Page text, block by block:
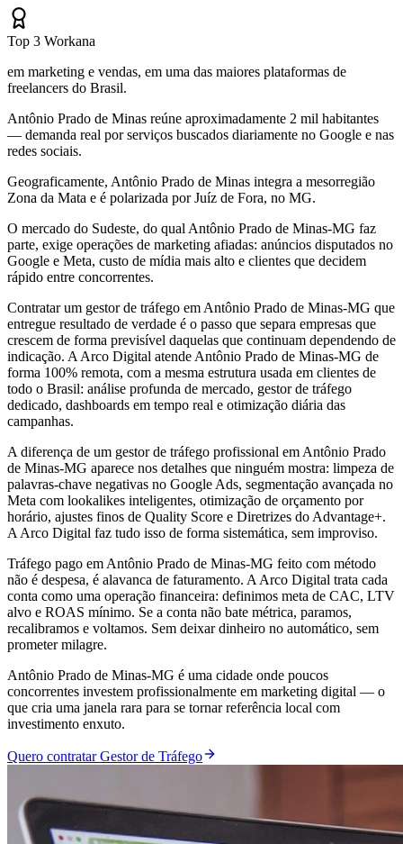
Top 3 Workana
em marketing e vendas, em uma das maiores plataformas de
freelancers do Brasil.
Antônio Prado de Minas reúne aproximadamente 2 mil habitantes
— demanda real por serviços buscados diariamente no Google e nas
redes sociais.
Geograficamente, Antônio Prado de Minas integra a mesorregião
Zona da Mata e é polarizada por Juíz de Fora, no MG.
O mercado do Sudeste, do qual Antônio Prado de Minas-MG faz
parte, exige operações de marketing afiadas: anúncios disputados no
Google e Meta, custo de mídia mais alto e clientes que decidem
rápido entre concorrentes.
Contratar um gestor de tráfego em Antônio Prado de Minas-MG que
entregue resultado de verdade é o passo que separa empresas que
crescem de forma previsível daquelas que continuam dependendo de
indicação. A Arco Digital atende Antônio Prado de Minas-MG de
forma 100% remota, com a mesma estrutura usada em clientes de
todo o Brasil: análise profunda de mercado, gestor de tráfego
dedicado, dashboards em tempo real e otimização diária das
campanhas.
A diferença de um gestor de tráfego profissional em Antônio Prado
de Minas-MG aparece nos detalhes que ninguém mostra: limpeza de
palavras-chave negativas no Google Ads, segmentação avançada no
Meta com lookalikes inteligentes, otimização de orçamento por
horário, ajustes finos de Quality Score e Diretrizes do Advantage+.
A Arco Digital faz tudo isso de forma sistemática, sem improviso.
Tráfego pago em Antônio Prado de Minas-MG feito com método
não é despesa, é alavanca de faturamento. A Arco Digital trata cada
conta como uma operação financeira: definimos meta de CAC, LTV
alvo e ROAS mínimo. Se a conta não bate métrica, paramos,
recalibramos e voltamos. Sem deixar dinheiro no automático, sem
prometer milagre.
Antônio Prado de Minas-MG é uma cidade onde poucos
concorrentes investem profissionalmente em marketing digital — o
que cria uma janela rara para se tornar referência local com
investimento enxuto.
Quero contratar Gestor de Tráfego